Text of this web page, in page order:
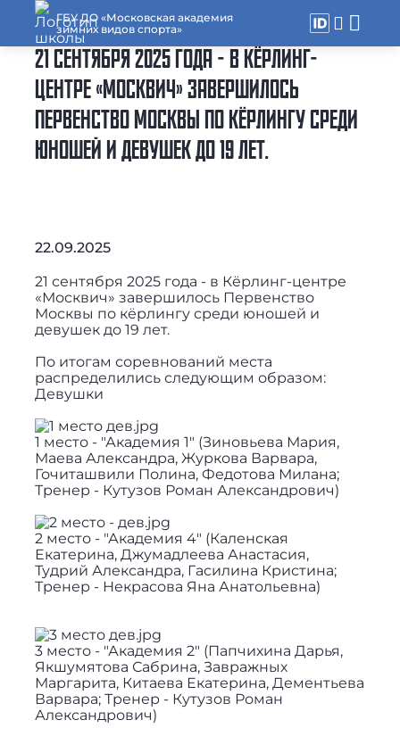
ГБУ ДО «Московская академия
зимних видов спорта»
21 СЕНТЯБРЯ 2025 ГОДА - В КЁРЛИНГ-
ЦЕНТРЕ «МОСКВИЧ» ЗАВЕРШИЛОСЬ
ПЕРВЕНСТВО МОСКВЫ ПО КЁРЛИНГУ СРЕДИ
ЮНОШЕЙ И ДЕВУШЕК ДО 19 ЛЕТ.
22.09.2025
21 сентября 2025 года - в Кёрлинг-центре
«Москвич» завершилось Первенство
Москвы по кёрлингу среди юношей и
девушек до 19 лет.
По итогам соревнований места
распределились следующим образом:
Девушки
1 место - "Академия 1" (Зиновьева Мария,
Маева Александра, Журкова Варвара,
Гочиташвили Полина, Федотова Милана;
Тренер - Кутузов Роман Александрович)
2 место - "Академия 4" (Каленская
Екатерина, Джумадлеева Анастасия,
Тудрий Александра, Гасилина Кристина;
Тренер - Некрасова Яна Анатольевна)
3 место - "Академия 2" (Папчихина Дарья,
Якшумятова Сабрина, Завражных
Маргарита, Китаева Екатерина, Дементьева
Варвара; Тренер - Кутузов Роман
Александрович)